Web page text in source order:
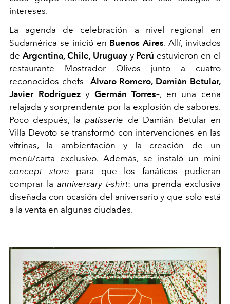
intereses.
La agenda de celebración a nivel regional en
Sudamérica se inició en Buenos Aires. Allí, invitados
de Argentina, Chile, UruguayyPerú estuvieron en el
restaurante Mostrador Olivos junto a cuatro
reconocidos chefs –Álvaro Romero, Damián Betular,
Javier Rodríguezy Germán Torres–, en una cena
relajada y sorprendente por la explosión de sabores.
Poco después, la patisserie de Damián Betular en
Villa Devoto se transformó con intervenciones en las
vitrinas, la ambientación y la creación de un
menú/carta exclusivo. Además, se instaló un mini
concept store para que los fanáticos pudieran
comprar la anniversary t-shirt: una prenda exclusiva
diseñada con ocasión del aniversario y que solo está
a la venta en algunas ciudades.